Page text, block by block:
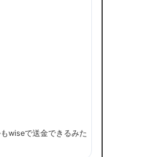
wiseで送金できるみた